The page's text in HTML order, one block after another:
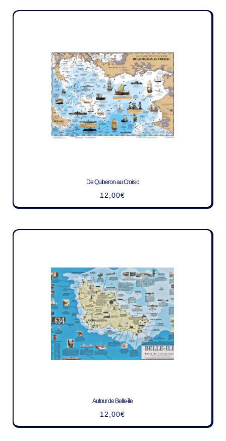
De Quiberon au Croisic
12,00€
Autour de Belle-île
12,00€